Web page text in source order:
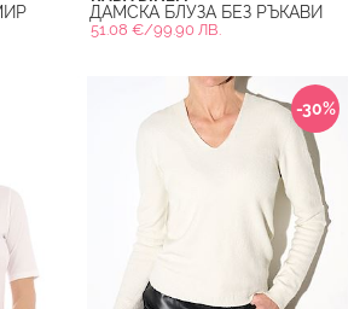
ДАМСКА БЛУЗА БЕЗ РЪКАВИ
51.08 €/99.90 ЛВ.
-30%